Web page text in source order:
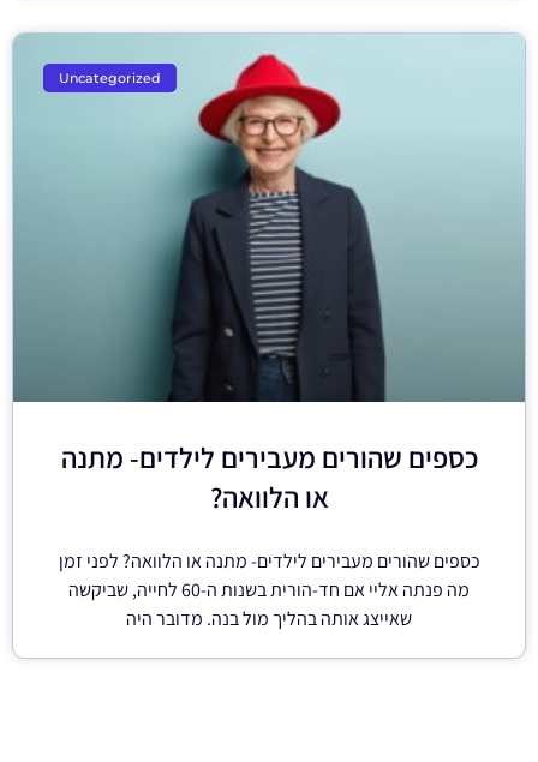
Uncategorized
כספים שהורים מעבירים לילדים- מתנה
או הלוואה?
כספים שהורים מעבירים לילדים- מתנה או הלוואה? לפני זמן
מה פנתה אליי אם חד-הורית בשנות ה-60 לחייה, שביקשה
שאייצג אותה בהליך מול בנה. מדובר היה